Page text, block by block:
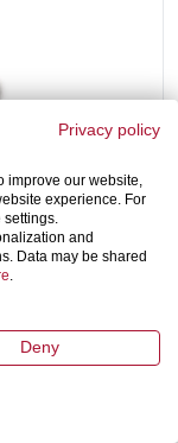
selon DIN
Privacy policy
improve our website,
experience. For
settings.
and
Data may be shared
.
Deny